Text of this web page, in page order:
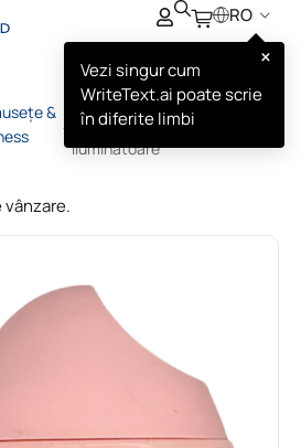
RO
×
Vezi singur cum
WriteText.ai poate scrie
în diferite limbi
&
/
Fairy Skin Cremă de
Protecție Solară
Iluminatoare
vânzare.